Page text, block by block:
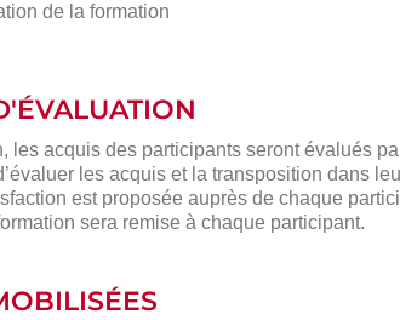
de la formation
les acquis des participants seront évalués
les acquis et la transposition dans
est proposée auprès de chaque
sera remise à chaque participant.